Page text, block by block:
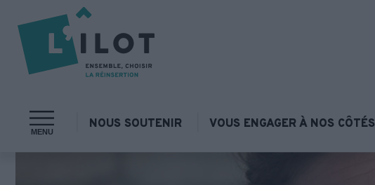
MENU
NOUS SOUTENIR VOUS ENGAGER À NOS CÔTÉS